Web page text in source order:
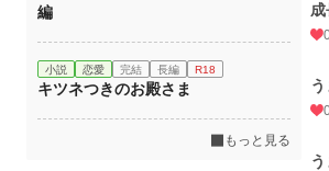
編
小説 恋愛 完結 長編 R18
キツネつきのお殿さま
もっと見る